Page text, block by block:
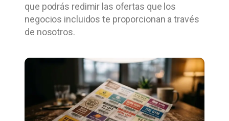
que podrás redimir las ofertas que los
negocios incluidos te proporcionan a través
de nosotros.